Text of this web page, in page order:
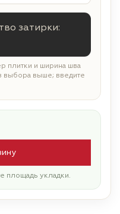
затирки:
плитки и ширина шва
выбора выше; введите
площадь укладки.